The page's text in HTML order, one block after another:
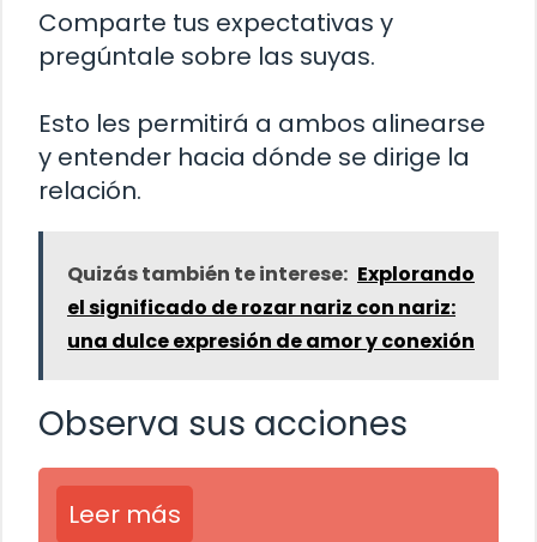
Comparte tus expectativas y
pregúntale sobre las suyas.
Esto les permitirá a ambos alinearse
y entender hacia dónde se dirige la
relación.
Quizás también te interese: Explorando
el significado de rozar nariz con nariz:
una dulce expresión de amor y conexión
Observa sus acciones
Leer más